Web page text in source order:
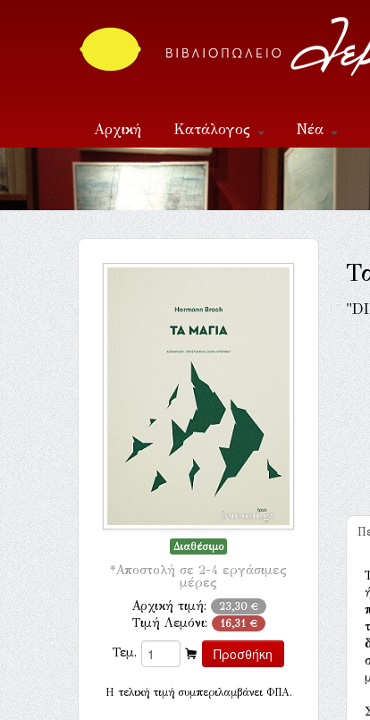
Αρχική Κατάλογος Νέα
Επικοινωνία
Διαθέσιμο
*Αποστολή σε 2-4 εργάσιμες
μέρες
Αρχική τιμή: 23,30 €
Τιμή Λεμόνι: 16,31 €
Τεμ.
H τελική τιμή συμπεριλαμβάνει ΦΠΑ.